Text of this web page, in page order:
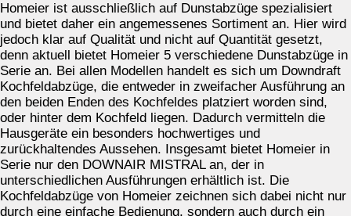
Homeier ist ausschließlich auf Dunstabzüge spezialisiert
und bietet daher ein angemessenes Sortiment an. Hier wird
jedoch klar auf Qualität und nicht auf Quantität gesetzt,
denn aktuell bietet Homeier 5 verschiedene Dunstabzüge in
Serie an. Bei allen Modellen handelt es sich um Downdraft
Kochfeldabzüge, die entweder in zweifacher Ausführung an
den beiden Enden des Kochfeldes platziert worden sind,
oder hinter dem Kochfeld liegen. Dadurch vermitteln die
Hausgeräte ein besonders hochwertiges und
zurückhaltendes Aussehen. Insgesamt bietet Homeier in
Serie nur den DOWNAIR MISTRAL an, der in
unterschiedlichen Ausführungen erhältlich ist. Die
Kochfeldabzüge von Homeier zeichnen sich dabei nicht nur
durch eine einfache Bedienung, sondern auch durch ein